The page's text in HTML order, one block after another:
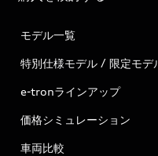
モデル一覧
特別仕様モデル / 限定モデ
e-tronラインアップ
価格シミュレーション
車両比較